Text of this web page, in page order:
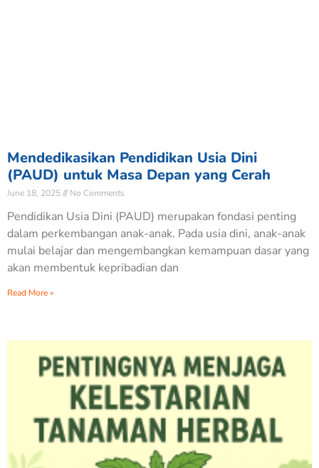
Mendedikasikan Pendidikan Usia Dini
(PAUD) untuk Masa Depan yang Cerah
June 18, 2025 No Comments
Pendidikan Usia Dini (PAUD) merupakan fondasi penting
dalam perkembangan anak-anak. Pada usia dini, anak-anak
mulai belajar dan mengembangkan kemampuan dasar yang
akan membentuk kepribadian dan
Read More »